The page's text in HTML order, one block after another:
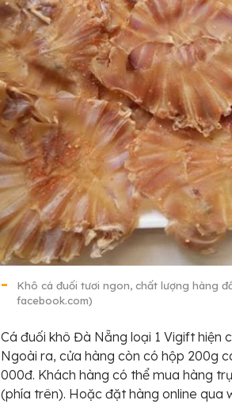
Khô cá đuối tươi ngon, chất lượng hàng
facebook.com)
Cá đuối khô Đà Nẵng loại 1 Vigift hiện
Ngoài ra, cửa hàng còn có hộp 200g
000đ. Khách hàng có thể mua hàng
(phía trên). Hoặc đặt hàng online qua